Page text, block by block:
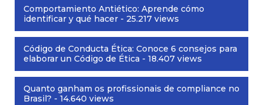
Comportamiento Antiético: Aprende cómo
identificar y qué hacer - 25.217 views
Código de Conducta Ética: Conoce 6 consejos para
elaborar un Código de Ética - 18.407 views
Quanto ganham os profissionais de compliance no
Brasil? - 14.640 views